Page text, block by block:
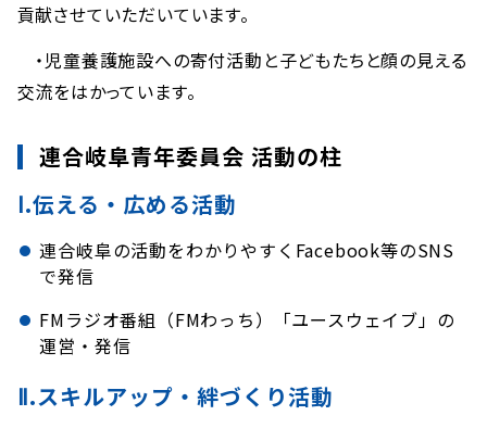
貢献させていただいています。
・児童養護施設への寄付活動と子どもたちと顔の見える
交流をはかっています。
連合岐阜青年委員会 活動の柱
Ⅰ.伝える・広める活動
連合岐阜の活動をわかりやすくFacebook等のSNS
で発信
FMラジオ番組（FMわっち）「ユースウェイブ」の
運営・発信
Ⅱ.スキルアップ・絆づくり活動